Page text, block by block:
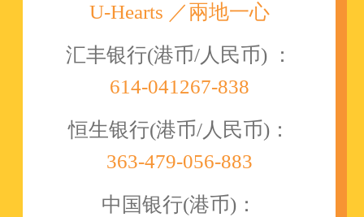
U-Hearts ／兩地一心
汇丰银行(港币/人民币) ：
614-041267-838
恒生银行(港币/人民币)：
363-479-056-883
中国银行(港币)：